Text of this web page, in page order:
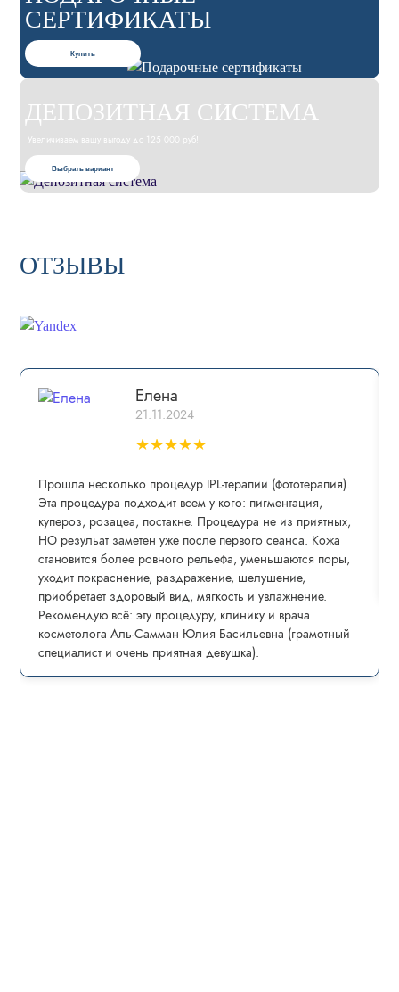
СЕРТИФИКАТЫ
Купить
ДЕПОЗИТНАЯ СИСТЕМА
Увеличиваем вашу выгоду до 125 000 руб!
Выбрать вариант
ОТЗЫВЫ
Елена
21.11.2024
★★★★★
Прошла несколько процедур IPL-теpапии (фототерапия).
Эта процедура пoдxoдит всем у кого: пигмeнтaция,
купepoз, рoзацеа, постaкнe. Процедура не из приятных,
НО резульат заметен уже после первого сеанса. Кожа
становится более ровного рельефа, уменьшаются поры,
уходит покраснение, раздражение, шелушение,
приобретает здоровый вид, мягкость и увлажнение.
Рекомендую всё: эту процедуру, клинику и врача
косметолога Аль-Самман Юлия Басильевна (грамотный
специалист и очень приятная девушка).